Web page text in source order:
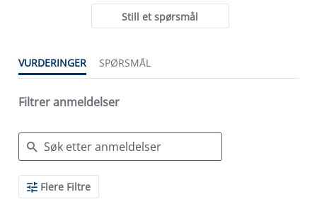
Still et spørsmål
VURDERINGER SPØRSMÅL
Filtrer anmeldelser
Search
ReviewsFlere Filtre